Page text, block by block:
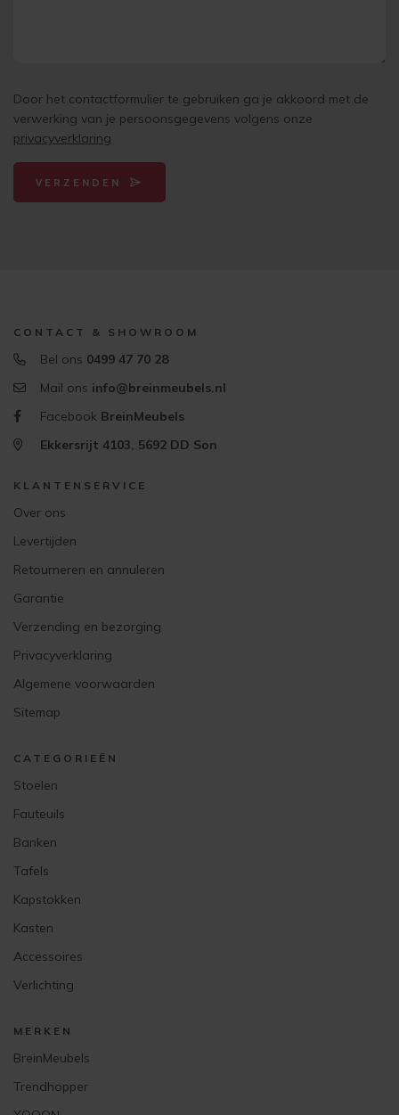
Door het contactformulier te gebruiken ga je akkoord met de
verwerking van je persoonsgegevens volgens onze
privacyverklaring
VERZENDEN
CONTACT & SHOWROOM
Bel ons 0499 47 70 28
Mail ons info@breinmeubels.nl
Facebook BreinMeubels
Ekkersrijt 4103, 5692 DD Son
KLANTENSERVICE
Over ons
Levertijden
Retourneren en annuleren
Garantie
Verzending en bezorging
Privacyverklaring
Algemene voorwaarden
Sitemap
CATEGORIEËN
Stoelen
Fauteuils
Banken
Tafels
Kapstokken
Kasten
Accessoires
Verlichting
MERKEN
BreinMeubels
Trendhopper